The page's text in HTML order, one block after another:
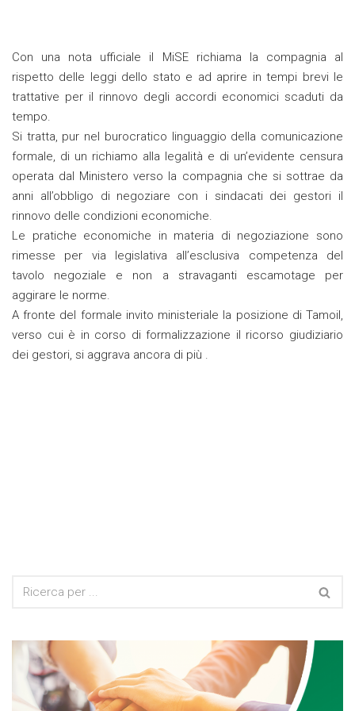
Con una nota ufficiale il MiSE richiama la compagnia al
rispetto delle leggi dello stato e ad aprire in tempi brevi le
trattative per il rinnovo degli accordi economici scaduti da
tempo.
Si tratta, pur nel burocratico linguaggio della comunicazione
formale, di un richiamo alla legalità e di un’evidente censura
operata dal Ministero verso la compagnia che si sottrae da
anni all’obbligo di negoziare con i sindacati dei gestori il
rinnovo delle condizioni economiche.
Le pratiche economiche in materia di negoziazione sono
rimesse per via legislativa all’esclusiva competenza del
tavolo negoziale e non a stravaganti escamotage per
aggirare le norme.
A fronte del formale invito ministeriale la posizione di Tamoil,
verso cui è in corso di formalizzazione il ricorso giudiziario
dei gestori, si aggrava ancora di più .